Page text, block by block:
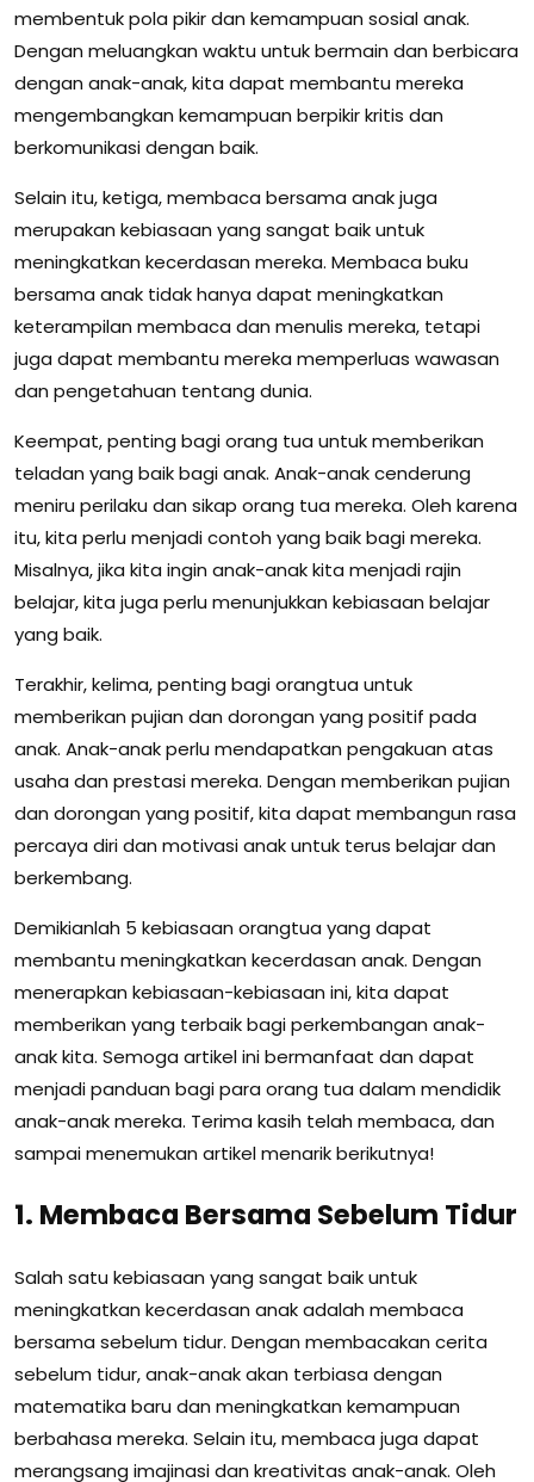
membentuk pola pikir dan kemampuan sosial anak.
Dengan meluangkan waktu untuk bermain dan berbicara
dengan anak-anak, kita dapat membantu mereka
mengembangkan kemampuan berpikir kritis dan
berkomunikasi dengan baik.
Selain itu, ketiga, membaca bersama anak juga
merupakan kebiasaan yang sangat baik untuk
meningkatkan kecerdasan mereka. Membaca buku
bersama anak tidak hanya dapat meningkatkan
keterampilan membaca dan menulis mereka, tetapi
juga dapat membantu mereka memperluas wawasan
dan pengetahuan tentang dunia.
Keempat, penting bagi orang tua untuk memberikan
teladan yang baik bagi anak. Anak-anak cenderung
meniru perilaku dan sikap orang tua mereka. Oleh karena
itu, kita perlu menjadi contoh yang baik bagi mereka.
Misalnya, jika kita ingin anak-anak kita menjadi rajin
belajar, kita juga perlu menunjukkan kebiasaan belajar
yang baik.
Terakhir, kelima, penting bagi orangtua untuk
memberikan pujian dan dorongan yang positif pada
anak. Anak-anak perlu mendapatkan pengakuan atas
usaha dan prestasi mereka. Dengan memberikan pujian
dan dorongan yang positif, kita dapat membangun rasa
percaya diri dan motivasi anak untuk terus belajar dan
berkembang.
Demikianlah 5 kebiasaan orangtua yang dapat
membantu meningkatkan kecerdasan anak. Dengan
menerapkan kebiasaan-kebiasaan ini, kita dapat
memberikan yang terbaik bagi perkembangan anak-
anak kita. Semoga artikel ini bermanfaat dan dapat
menjadi panduan bagi para orang tua dalam mendidik
anak-anak mereka. Terima kasih telah membaca, dan
sampai menemukan artikel menarik berikutnya!
1. Membaca Bersama Sebelum Tidur
Salah satu kebiasaan yang sangat baik untuk
meningkatkan kecerdasan anak adalah membaca
bersama sebelum tidur. Dengan membacakan cerita
sebelum tidur, anak-anak akan terbiasa dengan
matematika baru dan meningkatkan kemampuan
berbahasa mereka. Selain itu, membaca juga dapat
merangsang imajinasi dan kreativitas anak-anak. Oleh